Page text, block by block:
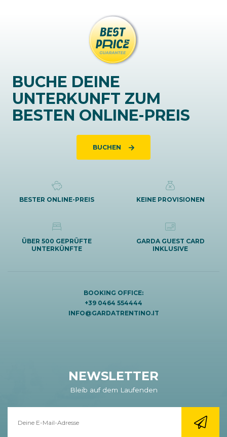
BUCHE DEINE
UNTERKUNFT ZUM
BESTEN ONLINE-PREIS
BUCHEN
BESTER ONLINE-PREIS KEINE PROVISIONEN
ÜBER 500 GEPRÜFTE
UNTERKÜNFTE
GARDA GUEST CARD
INKLUSIVE
BOOKING OFFICE:
+39 0464 554444
INFO@GARDATRENTINO.IT
NEWSLETTER
Bleib auf dem Laufenden